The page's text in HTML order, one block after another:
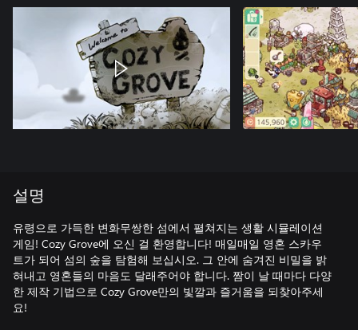
설명
유령으로 가득한 변화무쌍한 섬에서 펼쳐지는 생활 시뮬레이션
게임! Cozy Grove에 오신 걸 환영합니다! 매일매일 영혼 스카우
트가 되어 섬의 숲을 탐험해 보십시오. 그 안에 숨겨진 비밀을 밝
혀내고 영혼들의 마음도 달래주어야 합니다. 짬이 날 때마다 다양
한 제작 기법으로 Cozy Grove만의 빛깔과 즐거움을 되찾아주세
요!